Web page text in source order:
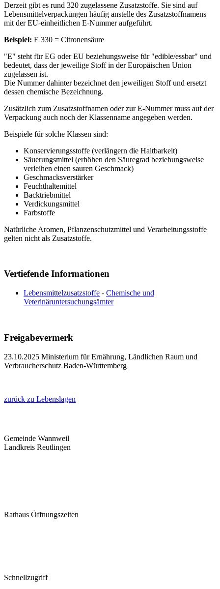
Derzeit gibt es rund 320 zugelassene Zusatzstoffe. Sie sind auf
Lebensmittelverpackungen häufig anstelle des Zusatzstoffnamens
mit der EU-einheitlichen E-Nummer aufgeführt.
Beispiel: E 330 = Citronensäure
"E" steht für EG oder EU beziehungsweise für "edible/essbar" und
bedeutet, dass der jeweilige Stoff in der Europäischen Union
zugelassen ist.
Die Nummer dahinter bezeichnet den jeweiligen Stoff und ersetzt
dessen chemische Bezeichnung.
Zusätzlich zum Zusatzstoffnamen oder zur E-Nummer muss auf der
Verpackung auch noch der Klassenname angegeben werden.
Beispiele für solche Klassen sind:
Konservierungsstoffe (verlängern die Haltbarkeit)
Säuerungsmittel (erhöhen den Säuregrad beziehungsweise
verleihen einen sauren Geschmack)
Geschmacksverstärker
Feuchthaltemittel
Backtriebmittel
Verdickungsmittel
Farbstoffe
Natürliche Aromen, Pflanzenschutzmittel und Verarbeitungsstoffe
gelten nicht als Zusatzstoffe.
Vertiefende Informationen
Lebensmittelzusatzstoffe - Chemische und
Veterinäruntersuchungsämter
Freigabevermerk
23.10.2025 Ministerium für Ernährung, Ländlichen Raum und
Verbraucherschutz Baden-Württemberg
zurück zu Lebenslagen
Gemeinde Wannweil
Landkreis Reutlingen
Rathaus Öffnungszeiten
Schnellzugriff